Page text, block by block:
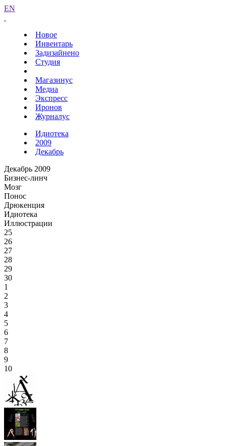
EN
Новое
Инвентарь
Задизайнено
Студия
Магазинус
Медиа
Экспресс
Иронов
Журналус
Идиотека
2009
Декабрь
Декабрь 2009
Бизнес-линч
Мозг
Понос
Дрюкенция
Идиотека
Иллюстрации
25
26
27
28
29
30
1
2
3
4
5
6
7
8
9
10